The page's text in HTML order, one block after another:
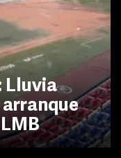
Lluvia